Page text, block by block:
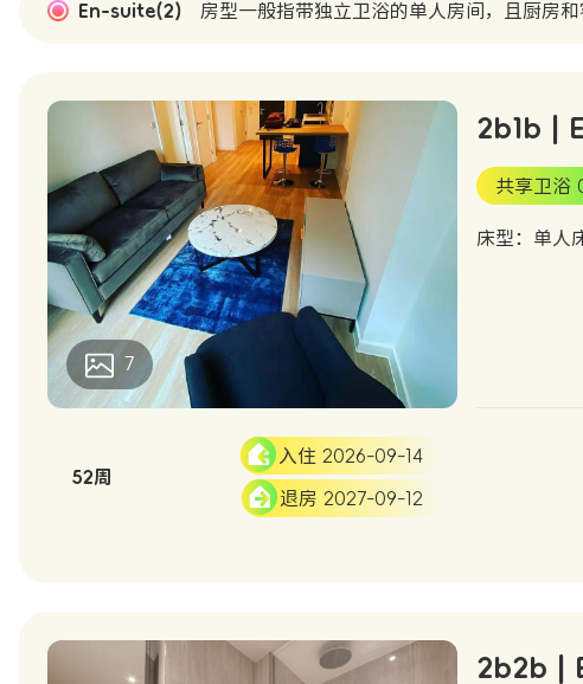
En-suite(2) 房型一般指带独立卫浴的单人房间，且厨房和
7
2b1b |
共享卫浴
床型：单人
52周
入住 2026-09-14
退房 2027-09-12
2b2b |